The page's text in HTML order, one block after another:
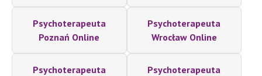
Psychoterapeuta
Poznań Online
Psychoterapeuta
Wrocław Online
Psychoterapeuta
Psychoterapeuta